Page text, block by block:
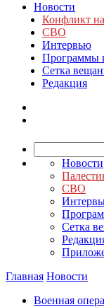
Новости
Конфликт
СВО
Интервью
Программы
Сетка
Редакция
Новости
СВО
Сетка
Главная Новости
Военная